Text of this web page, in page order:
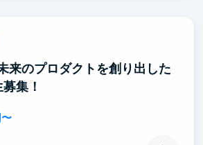
来のプロダクトを創り出した
集！